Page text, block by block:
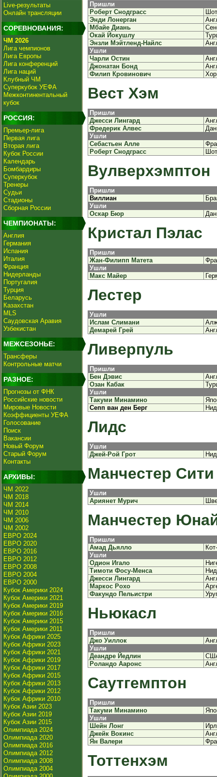
Live-результаты
Онлайн трансляции
СОРЕВНОВАНИЯ:
ЧМ 2026
Лига чемпионов
Лига Европы
Лига конференций
Лига наций
Клубный ЧМ
Суперкубок УЕФА
Межконтинентальный
кубок
РОССИЯ:
Премьер-лига
Первая лига
Вторая лига
Кубок России
Календарь
Бомбардиры
Суперкубок
Тренеры
Судьи
Стадионы
Сборная России
ЧЕМПИОНАТЫ:
Англия
Германия
Испания
Италия
Франция
Нидерланды
Португалия
Турция
Беларусь
Казахстан
MLS
Саудовская Аравия
Узбекистан
МЕЖСЕЗОНЬЕ:
Трансферы
Контрольные матчи
РАЗНОЕ:
Прогнозы от ФНК
Российские новости
Мировые Новости
Коэффициенты УЕФА
Голосование
Поиск
Вакансии
Новый Форум
Старый Форум
Контакты
АРХИВЫ:
ЧМ 2022
ЧМ 2018
ЧМ 2014
ЧМ 2010
ЧМ 2006
ЧМ 2002
ЕВРО 2024
ЕВРО 2020
ЕВРО 2016
ЕВРО 2012
ЕВРО 2008
ЕВРО 2004
ЕВРО 2000
Кубок Америки 2024
Кубок Америки 2021
Кубок Америки 2019
Кубок Америки 2016
Кубок Америки 2015
Кубок Америки 2011
Кубок Африки 2025
Кубок Африки 2023
Кубок Африки 2021
Кубок Африки 2019
Кубок Африки 2017
Кубок Африки 2015
Кубок Африки 2013
Кубок Африки 2012
Кубок Африки 2010
Кубок Азии 2023
Кубок Азии 2019
Кубок Азии 2015
Олимпиада 2024
Олимпиада 2020
Олимпиада 2016
Олимпиада 2012
Олимпиада 2008
Олимпиада 2004
Пришли
Роберт Снодграсс
Энди Лонерган
Мбайе Диань
Окай Йокушлу
Энзли Мэйтленд-Найлс
Ушли
Чарли Остин
Джонатан Бонд
Филип Кровинович
Вест Хэм
Пришли
Джесси Лингард
Фредерик Алвес
Ушли
Себастьен Алле
Роберт Снодграсс
Вулверхэмптон
Пришли
Виллиан
Ушли
Оскар Бюр
Кристал Пэлас
Пришли
Жан-Филипп Матета
Ушли
Макс Майер
Лестер
Ушли
Ислам Слимани
Демарей Грей
Ливерпуль
Пришли
Бен Дэвис
Озан Кабак
Ушли
Такуми Минамино
Сепп ван ден Берг
Лидс
Ушли
Джей-Рой Грот
Манчестер Сити
Ушли
Ариянет Мурич
Манчестер
Пришли
Амад Дьялло
Ушли
Одион Игало
Тимоти Фосу-Менса
Джесси Лингард
Маркос Рохо
Факундо Пельистри
Ньюкасл
Пришли
Джо Уиллок
Ушли
Деандре Йедлин
Роландо Ааронс
Саутгемптон
Пришли
Такуми Минамино
Ушли
Шейн Лонг
Джейк Вокинс
Ян Валери
Тоттенхэм